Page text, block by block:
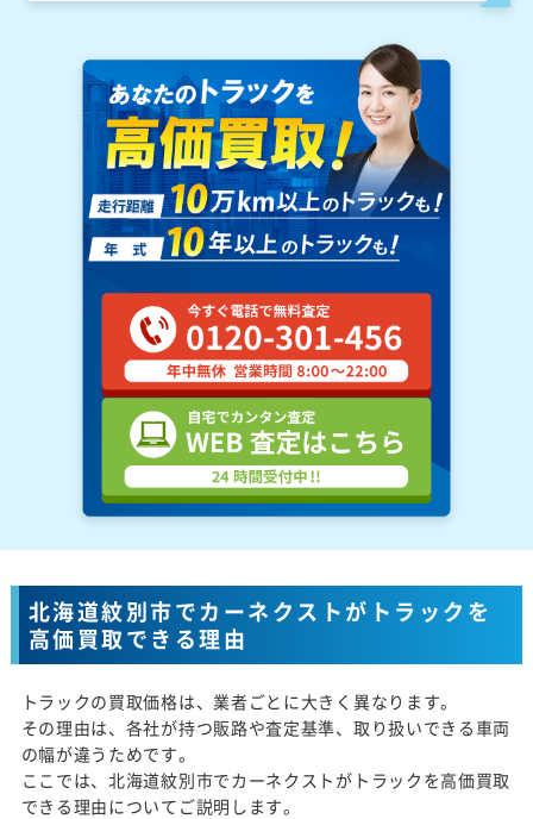
北海道紋別市でカーネクストがトラックを
高価買取できる理由
トラックの買取価格は、業者ごとに大きく異なります。
その理由は、各社が持つ販路や査定基準、取り扱いできる車両
の幅が違うためです。
ここでは、北海道紋別市でカーネクストがトラックを高価買取
できる理由についてご説明します。